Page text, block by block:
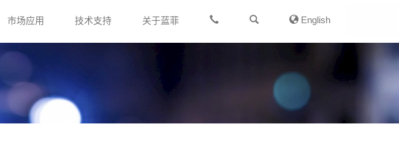
市场应用 技术支持 关于蓝菲 English